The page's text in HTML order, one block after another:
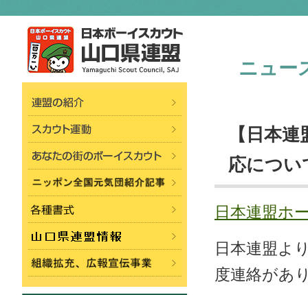
ニュー
【日本
応につい
日本連盟ホ
日本連盟よ
度連絡があ